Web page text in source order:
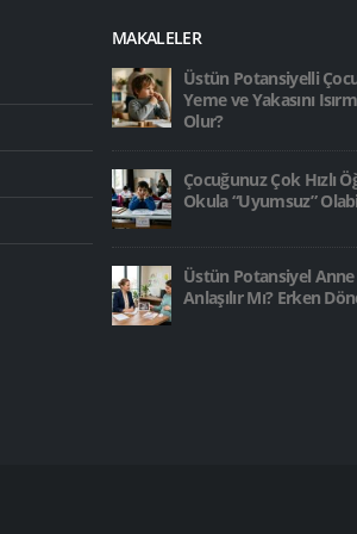
MAKALELER
Üstün Potansiyelli
Yeme ve Yakasını
Olur?
Çocuğunuz Çok Hızlı
Okula “Uyumsuz”
Üstün Potansiyel Anne
Anlaşılır Mı? Erken